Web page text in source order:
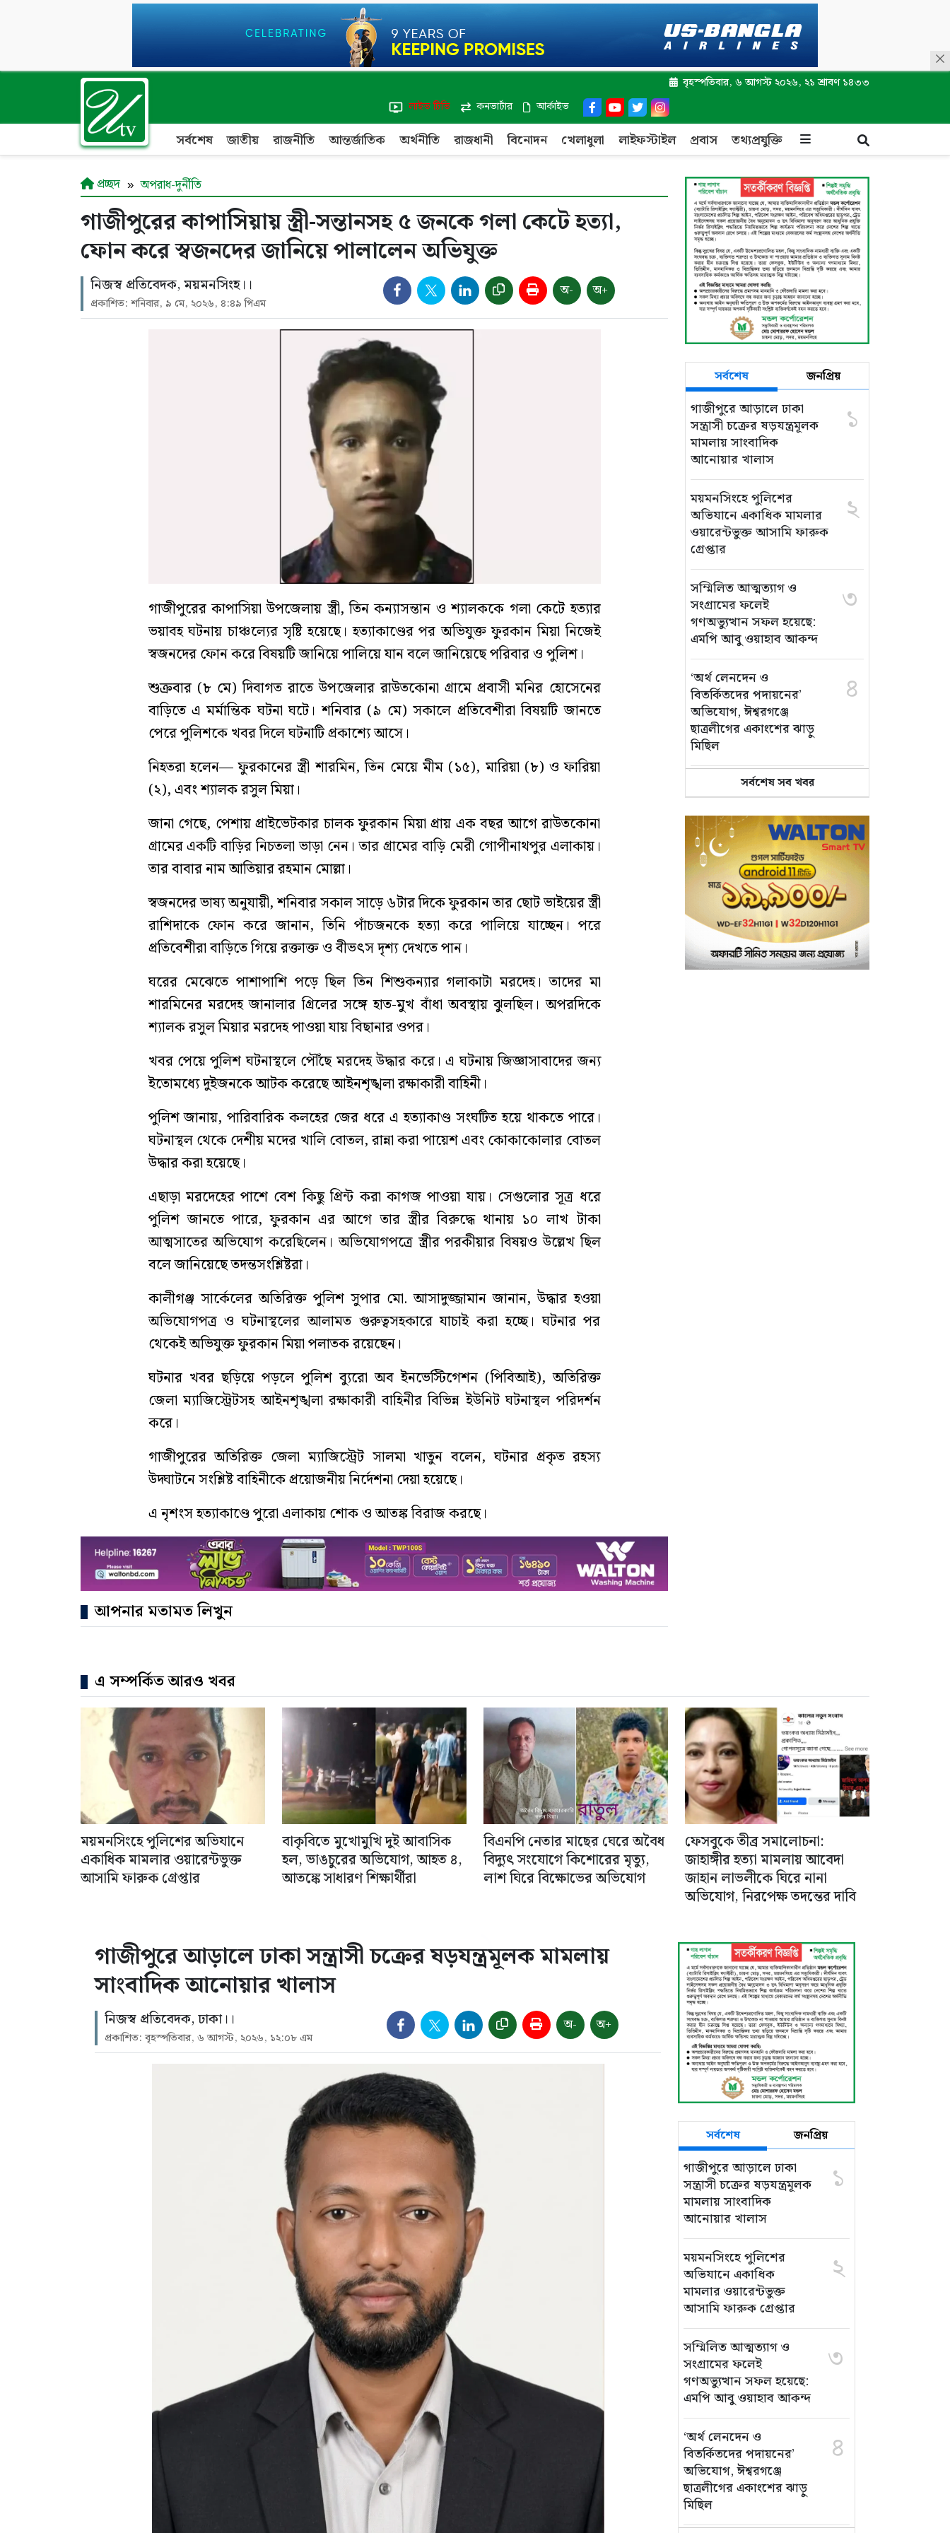
বৃহস্পতিবার, ৬ আগস্ট ২০২৬, ২১ শ্রাবণ ১৪৩৩
লাইভ টিভি
কনভার্টার আর্কাইভ
সর্বশেষ জাতীয় রাজনীতি আন্তর্জাতিক অর্থনীতি রাজধানী বিনোদন খেলাধুলা লাইফস্টাইল প্রবাস তথ্যপ্রযুক্তি
প্রচ্ছদ অপরাধ-দুর্নীতি
গাজীপুরের কাপাসিয়ায় স্ত্রী-সন্তানসহ ৫ জনকে গলা কেটে হত্যা,
ফোন করে স্বজনদের জানিয়ে পালালেন অভিযুক্ত
নিজস্ব প্রতিবেদক, ময়মনসিংহ।।
প্রকাশিত: শনিবার, ৯ মে, ২০২৬, ৪:৪৯ পিএম
অ- অ+
গাজীপুরের কাপাসিয়া উপজেলায় স্ত্রী, তিন কন্যাসন্তান ও শ্যালককে গলা কেটে হত্যার
ভয়াবহ ঘটনায় চাঞ্চল্যের সৃষ্টি হয়েছে। হত্যাকাণ্ডের পর অভিযুক্ত ফুরকান মিয়া নিজেই
স্বজনদের ফোন করে বিষয়টি জানিয়ে পালিয়ে যান বলে জানিয়েছে পরিবার ও পুলিশ।
শুক্রবার (৮ মে) দিবাগত রাতে উপজেলার রাউতকোনা গ্রামে প্রবাসী মনির হোসেনের
বাড়িতে এ মর্মান্তিক ঘটনা ঘটে। শনিবার (৯ মে) সকালে প্রতিবেশীরা বিষয়টি জানতে
পেরে পুলিশকে খবর দিলে ঘটনাটি প্রকাশ্যে আসে।
নিহতরা হলেন— ফুরকানের স্ত্রী শারমিন, তিন মেয়ে মীম (১৫), মারিয়া (৮) ও ফারিয়া
(২), এবং শ্যালক রসুল মিয়া।
জানা গেছে, পেশায় প্রাইভেটকার চালক ফুরকান মিয়া প্রায় এক বছর আগে রাউতকোনা
গ্রামের একটি বাড়ির নিচতলা ভাড়া নেন। তার গ্রামের বাড়ি মেরী গোপীনাথপুর এলাকায়।
তার বাবার নাম আতিয়ার রহমান মোল্লা।
স্বজনদের ভাষ্য অনুযায়ী, শনিবার সকাল সাড়ে ৬টার দিকে ফুরকান তার ছোট ভাইয়ের স্ত্রী
রাশিদাকে ফোন করে জানান, তিনি পাঁচজনকে হত্যা করে পালিয়ে যাচ্ছেন। পরে
প্রতিবেশীরা বাড়িতে গিয়ে রক্তাক্ত ও বীভৎস দৃশ্য দেখতে পান।
ঘরের মেঝেতে পাশাপাশি পড়ে ছিল তিন শিশুকন্যার গলাকাটা মরদেহ। তাদের মা
শারমিনের মরদেহ জানালার গ্রিলের সঙ্গে হাত-মুখ বাঁধা অবস্থায় ঝুলছিল। অপরদিকে
শ্যালক রসুল মিয়ার মরদেহ পাওয়া যায় বিছানার ওপর।
খবর পেয়ে পুলিশ ঘটনাস্থলে পৌঁছে মরদেহ উদ্ধার করে। এ ঘটনায় জিজ্ঞাসাবাদের জন্য
ইতোমধ্যে দুইজনকে আটক করেছে আইনশৃঙ্খলা রক্ষাকারী বাহিনী।
পুলিশ জানায়, পারিবারিক কলহের জের ধরে এ হত্যাকাণ্ড সংঘটিত হয়ে থাকতে পারে।
ঘটনাস্থল থেকে দেশীয় মদের খালি বোতল, রান্না করা পায়েশ এবং কোকাকোলার বোতল
উদ্ধার করা হয়েছে।
এছাড়া মরদেহের পাশে বেশ কিছু প্রিন্ট করা কাগজ পাওয়া যায়। সেগুলোর সূত্র ধরে
পুলিশ জানতে পারে, ফুরকান এর আগে তার স্ত্রীর বিরুদ্ধে থানায় ১০ লাখ টাকা
আত্মসাতের অভিযোগ করেছিলেন। অভিযোগপত্রে স্ত্রীর পরকীয়ার বিষয়ও উল্লেখ ছিল
বলে জানিয়েছে তদন্তসংশ্লিষ্টরা।
কালীগঞ্জ সার্কেলের অতিরিক্ত পুলিশ সুপার মো. আসাদুজ্জামান জানান, উদ্ধার হওয়া
অভিযোগপত্র ও ঘটনাস্থলের আলামত গুরুত্বসহকারে যাচাই করা হচ্ছে। ঘটনার পর
থেকেই অভিযুক্ত ফুরকান মিয়া পলাতক রয়েছেন।
ঘটনার খবর ছড়িয়ে পড়লে পুলিশ ব্যুরো অব ইনভেস্টিগেশন (পিবিআই), অতিরিক্ত
জেলা ম্যাজিস্ট্রেটসহ আইনশৃঙ্খলা রক্ষাকারী বাহিনীর বিভিন্ন ইউনিট ঘটনাস্থল পরিদর্শন
করে।
গাজীপুরের অতিরিক্ত জেলা ম্যাজিস্ট্রেট সালমা খাতুন বলেন, ঘটনার প্রকৃত রহস্য
উদ্ঘাটনে সংশ্লিষ্ট বাহিনীকে প্রয়োজনীয় নির্দেশনা দেয়া হয়েছে।
এ নৃশংস হত্যাকাণ্ডে পুরো এলাকায় শোক ও আতঙ্ক বিরাজ করছে।
আপনার মতামত লিখুন
সর্বশেষ জনপ্রিয়
গাজীপুরে আড়ালে ঢাকা
সন্ত্রাসী চক্রের ষড়যন্ত্রমূলক
মামলায় সাংবাদিক
আনোয়ার খালাস
১
ময়মনসিংহে পুলিশের
অভিযানে একাধিক মামলার
ওয়ারেন্টভুক্ত আসামি ফারুক
গ্রেপ্তার
২
সম্মিলিত আত্মত্যাগ ও
সংগ্রামের ফলেই
গণঅভ্যুত্থান সফল হয়েছে:
এমপি আবু ওয়াহাব আকন্দ
৩
‘অর্থ লেনদেন ও
বিতর্কিতদের পদায়নের’
অভিযোগ, ঈশ্বরগঞ্জে
ছাত্রলীগের একাংশের ঝাড়ু
মিছিল
৪
মানসম্মত শিক্ষা নিশ্চিতে
শ্যামপুরে তৎপর শিক্ষা
অফিসার শাপলা খানম
৫
তাৎক্ষণিক খাদ্য পরীক্ষা
নিশ্চিত করবে ভ্রাম্যমাণ
পরীক্ষাগার: এস এম হুমায়ূন
৬
বাকৃবিতে মুখোমুখি দুই
আবাসিক হল, ভাঙচুরের
৭
সর্বশেষ সব খবর
এ সম্পর্কিত আরও খবর
ময়মনসিংহে পুলিশের অভিযানে
একাধিক মামলার ওয়ারেন্টভুক্ত
আসামি ফারুক গ্রেপ্তার
বাকৃবিতে মুখোমুখি দুই আবাসিক
হল, ভাঙচুরের অভিযোগ, আহত ৪,
আতঙ্কে সাধারণ শিক্ষার্থীরা
বিএনপি নেতার মাছের ঘেরে অবৈধ
বিদ্যুৎ সংযোগে কিশোরের মৃত্যু,
লাশ ঘিরে বিক্ষোভের অভিযোগ
ফেসবুকে তীব্র সমালোচনা:
জাহাঙ্গীর হত্যা মামলায় আবেদা
জাহান লাভলীকে ঘিরে নানা
অভিযোগ, নিরপেক্ষ তদন্তের দাবি
গাজীপুরে আড়ালে ঢাকা সন্ত্রাসী চক্রের ষড়যন্ত্রমূলক মামলায়
সাংবাদিক আনোয়ার খালাস
নিজস্ব প্রতিবেদক, ঢাকা।।
প্রকাশিত: বৃহস্পতিবার, ৬ আগস্ট, ২০২৬, ১২:০৮ এম
অ- অ+
সর্বশেষ জনপ্রিয়
গাজীপুরে আড়ালে ঢাকা
সন্ত্রাসী চক্রের ষড়যন্ত্রমূলক
মামলায় সাংবাদিক
আনোয়ার খালাস
১
ময়মনসিংহে পুলিশের
অভিযানে একাধিক
মামলার ওয়ারেন্টভুক্ত
আসামি ফারুক গ্রেপ্তার
২
সম্মিলিত আত্মত্যাগ ও
সংগ্রামের ফলেই
গণঅভ্যুত্থান সফল হয়েছে:
এমপি আবু ওয়াহাব আকন্দ
৩
‘অর্থ লেনদেন ও
বিতর্কিতদের পদায়নের’
অভিযোগ, ঈশ্বরগঞ্জে
ছাত্রলীগের একাংশের ঝাড়ু
মিছিল
৪